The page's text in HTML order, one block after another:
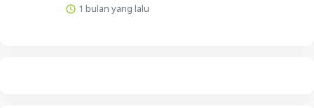
1 bulan yang lalu